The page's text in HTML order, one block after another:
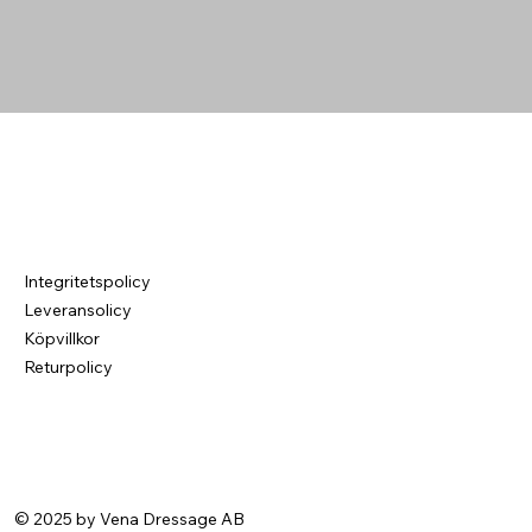
Integritetspolicy
Leveransolicy
Köpvillkor
Returpolicy
© 2025 by Vena Dressage AB